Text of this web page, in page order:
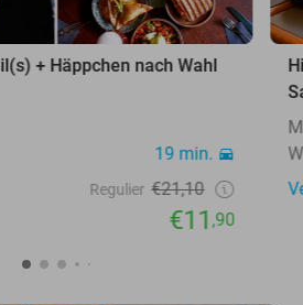
+ Häppchen nach Wahl
19 min.
Regulier €21,10
€11,90